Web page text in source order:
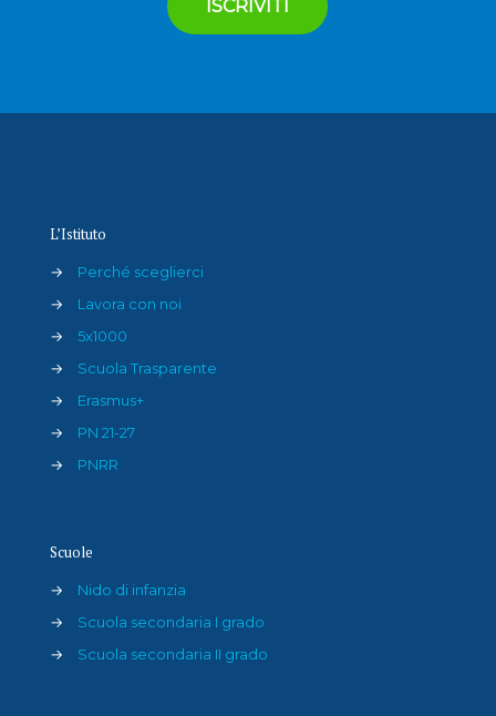
L’Istituto
→
Perché sceglierci
→
Lavora con noi
→
5x1000
→
Scuola Trasparente
→
Erasmus+
→
PN 21-27
→
PNRR
Scuole
→
Nido di infanzia
→
Scuola secondaria I grado
→
Scuola secondaria II grado